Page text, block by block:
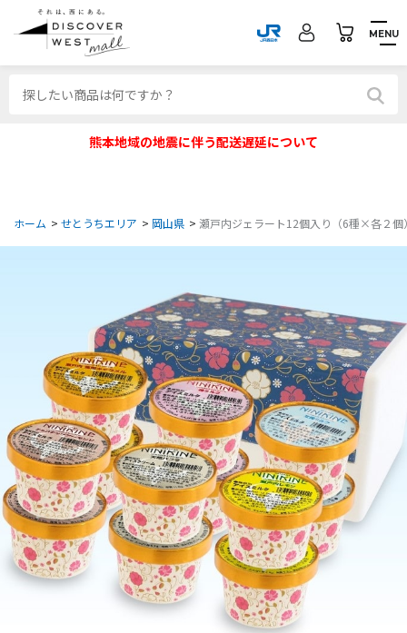
MENU
熊本地域の地震に伴う配送遅延について
ホーム > せとうちエリア > 岡山県 > 瀬戸内ジェラート12個入り（6種×各２個